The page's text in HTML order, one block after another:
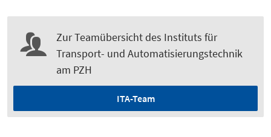
Zur Teamübersicht des Instituts für
Transport- und Automatisierungstechnik
am PZH
ITA-Team